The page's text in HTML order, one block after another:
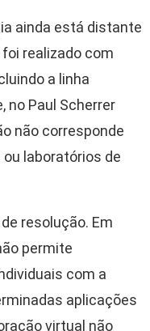
ainda está distante
realizado com
a linha
no Paul Scherrer
não corresponde
laboratórios de
resolução. Em
permite
com a
aplicações
virtual não